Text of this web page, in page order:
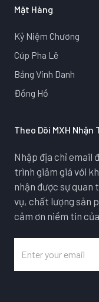
Mặt Hàng
Kỷ Niệm Chương
Cúp Pha Lê
Bảng Vinh Danh
Đồng Hồ
Theo Dõi MXH Nhận
Nhập địa chỉ email
trình giảm giá với
nhận được sự quan
vụ, chất lượng sản
cảm ơn niềm tin